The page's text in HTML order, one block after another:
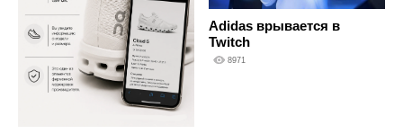
Adidas врывается в
Twitch
8971